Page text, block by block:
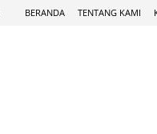
BERANDA TENTANG KAMI